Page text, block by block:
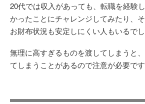
20代では収入があっても、転職を経験
かったことにチャレンジしてみたり、
お財布状況も安定しにくい人もいるでし
無理に高すぎるものを渡してしまうと
てしまうことがあるので注意が必要です